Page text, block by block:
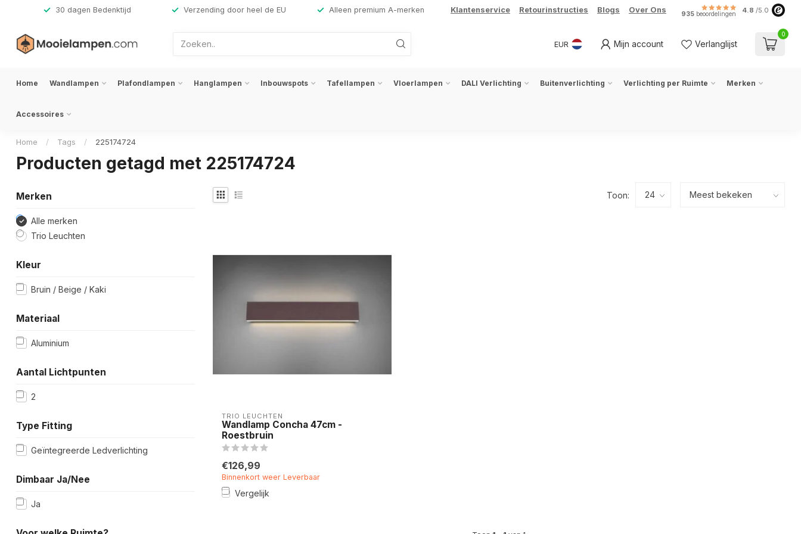
30 dagen Bedenktijd Verzending door heel de EU Alleen premium A-merken Klantenservice Retourinstructies Blogs Over Ons 935 beoordelingen 4.8 /5.0
EUR Mijn account Verlanglijst
0
Home Wandlampen Plafondlampen Hanglampen Inbouwspots Tafellampen Vloerlampen DALI Verlichting Buitenverlichting Verlichting per Ruimte Merken
Accessoires
Home / Tags / 225174724
Producten getagd met 225174724
Merken
Alle merken
Trio Leuchten
Kleur
Bruin / Beige / Kaki
Materiaal
Aluminium
Aantal Lichtpunten
2
Type Fitting
Geïntegreerde Ledverlichting
Dimbaar Ja/Nee
Ja
Toon:
TRIO LEUCHTEN
Wandlamp Concha 47cm -
Roestbruin
€126,99
Binnenkort weer Leverbaar
Vergelijk